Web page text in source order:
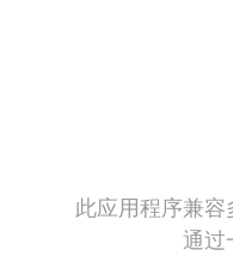
此应用程序兼容
通过